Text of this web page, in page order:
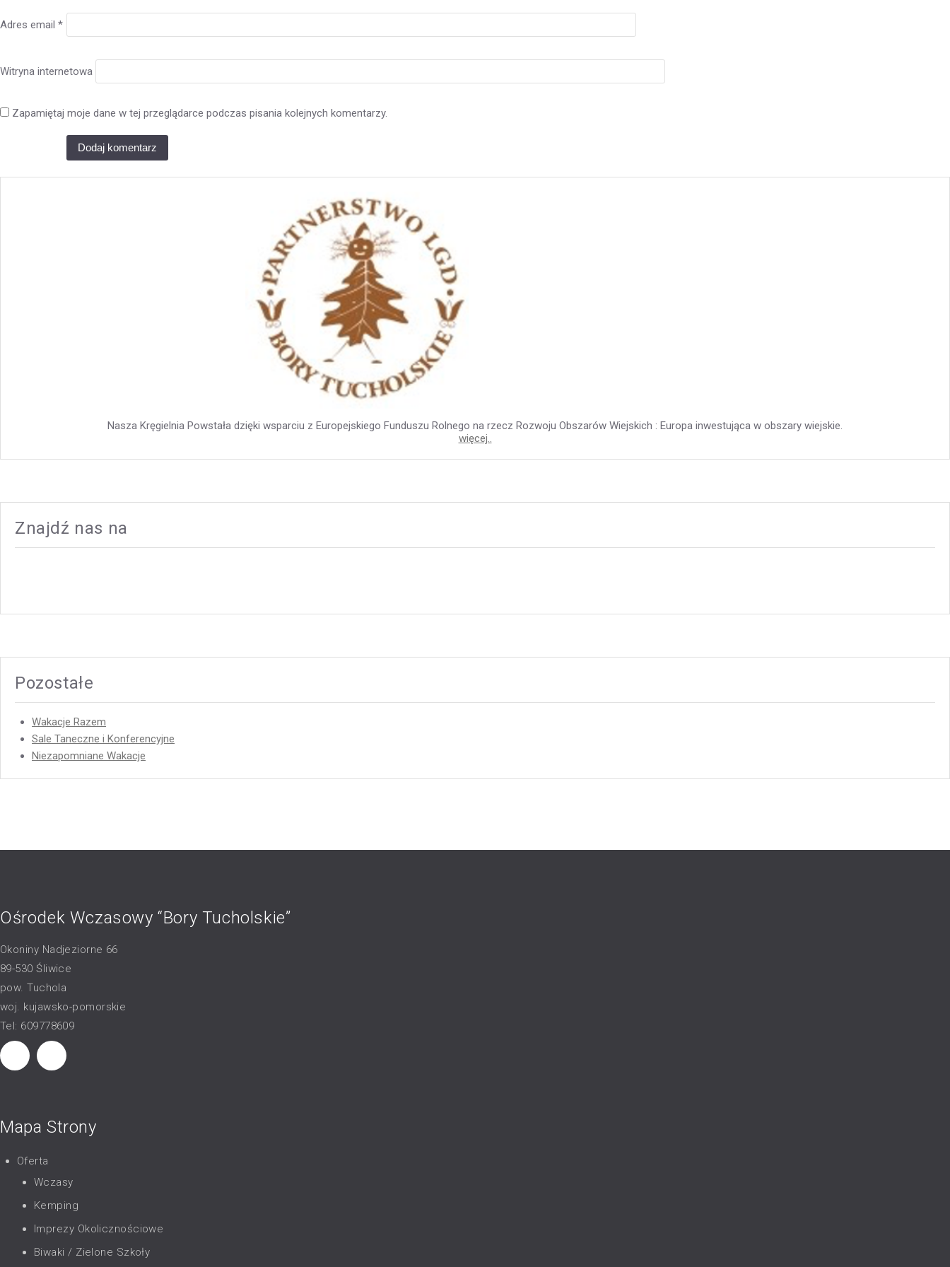
Adres email *
Witryna internetowa
Zapamiętaj moje dane w tej przeglądarce podczas pisania kolejnych komentarzy.
Nasza Kręgielnia Powstała dzięki wsparciu z Europejskiego Funduszu Rolnego na rzecz Rozwoju Obszarów Wiejskich : Europa inwestująca w obszary wiejskie.
więcej..
Znajdź nas na
Pozostałe
Wakacje Razem
Sale Taneczne i Konferencyjne
Niezapomniane Wakacje
Ośrodek Wczasowy “Bory Tucholskie”
Okoniny Nadjeziorne 66
89-530 Śliwice
pow. Tuchola
woj. kujawsko-pomorskie
Tel: 609778609
Mapa Strony
Oferta
Wczasy
Kemping
Imprezy Okolicznościowe
Biwaki / Zielone Szkoły